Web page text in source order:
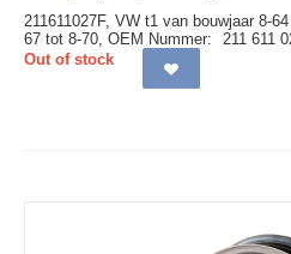
211611027F, VW t1 van bouwjaar 8-
67 tot 8-70, OEM Nummer:
211 611
Out of stock